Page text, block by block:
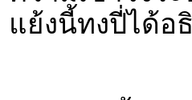
แย้งนี้ทงปี่ได้อ